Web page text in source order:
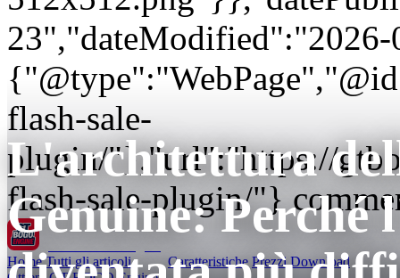
flash-sale-
plugin/"},"url":"https://
flash-sale-plugin/"}
Home Tutti gli articoli Caratteristiche Prezzi Download
L'architettura
Genuine: Perché